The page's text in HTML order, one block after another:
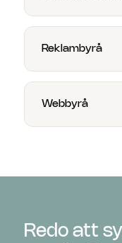
Reklambyrå
Webbyrå
Redo att